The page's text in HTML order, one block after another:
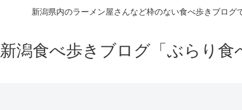
新潟県内のラーメン屋さんなど枠のない食べ歩きブログ
新潟食べ歩きブログ「ぶらり